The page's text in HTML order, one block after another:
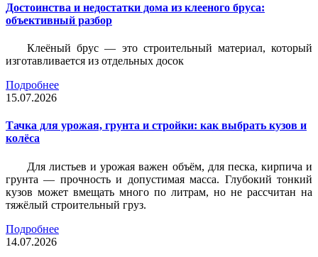
Достоинства и недостатки дома из клееного бруса:
объективный разбор
Клеёный брус — это строительный материал, который
изготавливается из отдельных досок
Подробнее
15.07.2026
Тачка для урожая, грунта и стройки: как выбрать кузов и
колёса
Для листьев и урожая важен объём, для песка, кирпича и
грунта — прочность и допустимая масса. Глубокий тонкий
кузов может вмещать много по литрам, но не рассчитан на
тяжёлый строительный груз.
Подробнее
14.07.2026